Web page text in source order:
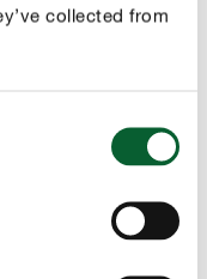
collected from
ziektedrager van
het
virussen enkel
te steken. In
ziekten